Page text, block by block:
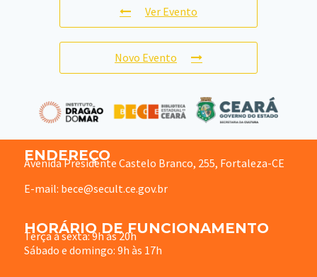
Ver Evento
Novo Evento
ENDEREÇO
Avenida Presidente Castelo Branco, 255, Fortaleza-CE
E-mail: bece@secult.ce.gov.br
HORÁRIO DE FUNCIONAMENTO
Terça à sexta: 9h às 20h
Sábado e domingo: 9h às 17h